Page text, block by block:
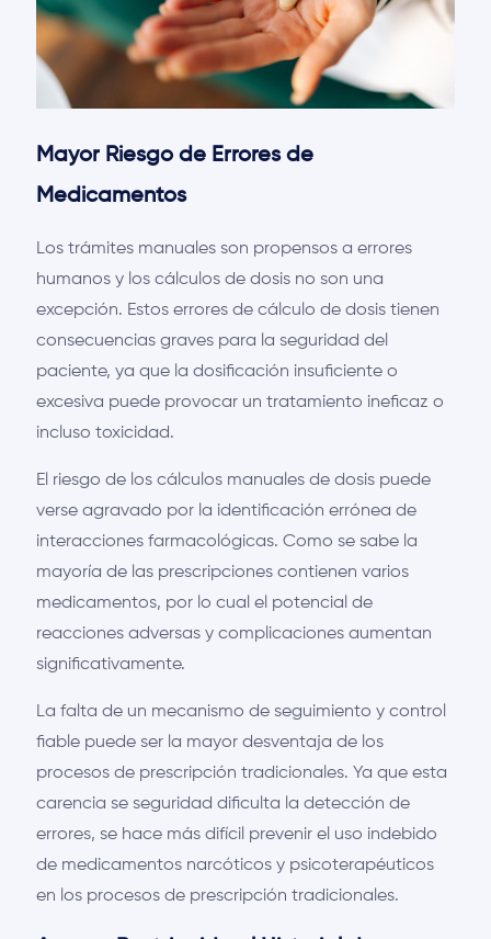
Mayor Riesgo de Errores de
Medicamentos
Los trámites manuales son propensos a errores
humanos y los cálculos de dosis no son una
excepción. Estos errores de cálculo de dosis tienen
consecuencias graves para la seguridad del
paciente, ya que la dosificación insuficiente o
excesiva puede provocar un tratamiento ineficaz o
incluso toxicidad.
El riesgo de los cálculos manuales de dosis puede
verse agravado por la identificación errónea de
interacciones farmacológicas. Como se sabe la
mayoría de las prescripciones contienen varios
medicamentos, por lo cual el potencial de
reacciones adversas y complicaciones aumentan
significativamente.
La falta de un mecanismo de seguimiento y control
fiable puede ser la mayor desventaja de los
procesos de prescripción tradicionales. Ya que esta
carencia se seguridad dificulta la detección de
errores, se hace más difícil prevenir el uso indebido
de medicamentos narcóticos y psicoterapéuticos
en los procesos de prescripción tradicionales.